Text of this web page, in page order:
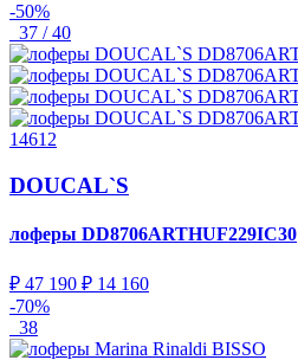
-50%
37 / 40
14612
DOUCAL`S
лоферы DD8706ARTHUF229IC30
₽ 47 190 ₽ 14 160
-70%
38